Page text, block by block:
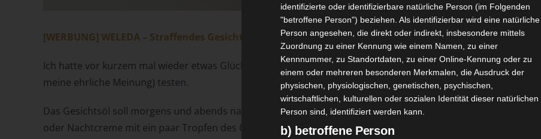
[WERBUNG] WELEDA – Straffendes Gesichtsöl
Ich hatte vor kurzem mal wieder etwas Glück und durfte über@influensterdas Gesichtsöl von@weleda_ag
meine ehrliche Meinung) testen.
Das Gesichtsöl soll morgens und abends nach der Reinigung auf der noch feuchten Gesichtshaut sanft
oder Nachtcreme mit ein paar Tropfen des Öles anreichern.
identifizierte oder identifizierbare natürliche Person (im Folgenden
"betroffene Person") beziehen. Als identifizierbar wird eine natürliche
Person angesehen, die direkt oder indirekt, insbesondere mittels
Zuordnung zu einer Kennung wie einem Namen, zu einer
Kennnummer, zu Standortdaten, zu einer Online-Kennung oder zu
einem oder mehreren besonderen Merkmalen, die Ausdruck der
physischen, physiologischen, genetischen, psychischen,
wirtschaftlichen, kulturellen oder sozialen Identität dieser natürlichen
Person sind, identifiziert werden kann.
b) betroffene Person